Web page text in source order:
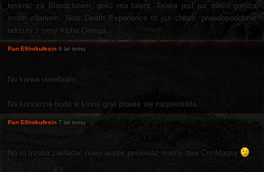
tęsknić za Bloodclotem, gość ma talent. Trójka jest już nieco gorsza
moim zdaniem. Near Death Experience to już chłam, prawdopodobnie
odrzuty z sesji Alpha Omega.
Pan Efilnikufesin 8 lat temu
No kurwa uwielbiam.
Na koncercie buda w której grali prawie się rozpierdoliła.
Pan Efilnikufesin 7 lat temu
No to trzeba zakładać nowy wątek ponieważ mamy dwa Cro-Magsy